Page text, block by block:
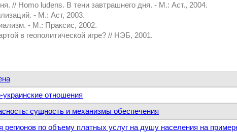
// Homo ludens. В тени завтрашнего дня. - М.: Аст., 2004.
- М.: Аст, 2003.
- М.: Праксис, 2002.
в геополитической игре? // НЭБ, 2001.
отношения
сущность и механизмы обеспечения
регионов по объему платных услуг на душу населения на